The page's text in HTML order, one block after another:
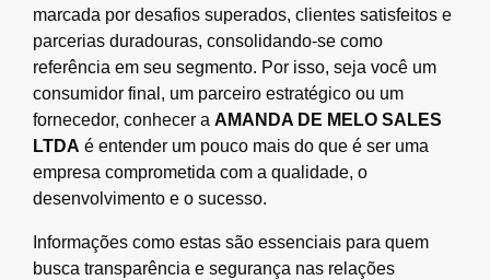
marcada por desafios superados, clientes satisfeitos e
parcerias duradouras, consolidando-se como
referência em seu segmento. Por isso, seja você um
consumidor final, um parceiro estratégico ou um
fornecedor, conhecer a AMANDA DE MELO SALES
LTDA é entender um pouco mais do que é ser uma
empresa comprometida com a qualidade, o
desenvolvimento e o sucesso.
Informações como estas são essenciais para quem
busca transparência e segurança nas relações